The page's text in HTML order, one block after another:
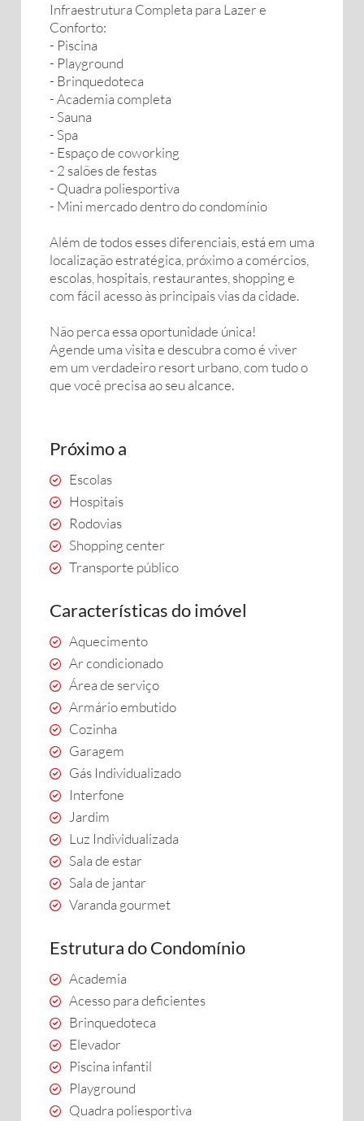
Infraestrutura Completa para Lazer e
Conforto:
- Piscina
- Playground
- Brinquedoteca
- Academia completa
- Sauna
- Spa
- Espaço de coworking
- 2 salões de festas
- Quadra poliesportiva
- Mini mercado dentro do condomínio
Além de todos esses diferenciais, está em uma
localização estratégica, próximo a comércios,
escolas, hospitais, restaurantes, shopping e
com fácil acesso às principais vias da cidade.
Não perca essa oportunidade única!
Agende uma visita e descubra como é viver
em um verdadeiro resort urbano, com tudo o
que você precisa ao seu alcance.
Próximo a
Escolas
Hospitais
Rodovias
Shopping center
Transporte público
Características do imóvel
Aquecimento
Ar condicionado
Área de serviço
Armário embutido
Cozinha
Garagem
Gás Individualizado
Interfone
Jardim
Luz Individualizada
Sala de estar
Sala de jantar
Varanda gourmet
Estrutura do Condomínio
Academia
Acesso para deficientes
Brinquedoteca
Elevador
Piscina infantil
Playground
Quadra poliesportiva